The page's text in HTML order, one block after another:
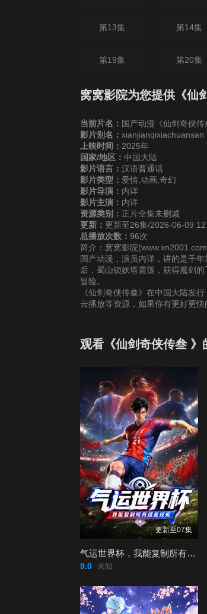
第13集 第14集
第19集 第20集
第25集 第26集
窝窝影院为您提供《仙
当前片名： 国产动漫《仙剑奇侠传
影片别名： xianjianqixiachuansan
上映时间： 2025年
国家/地区： 中国大陆
影片语言： 汉语普通话
影片类型： 爱情,动画,奇幻
影片导演： 内详
影片主演： 内详
资源类别： 正片全集未删减
更新： 更新至26集/2026-06-09
总播放次数： 96次
简介：窝窝影院
国产动漫，演员内详，讲的是千
后，蜀山锁妖塔震荡，获得魔剑
冒险。
《仙剑奇侠传叁》在中国大陆发
云播放等资源，如果你有更好更快
观看《仙剑奇侠传叁 》
更新至07集
气运世界杯，我能复制所有球星技能
9.0 未知